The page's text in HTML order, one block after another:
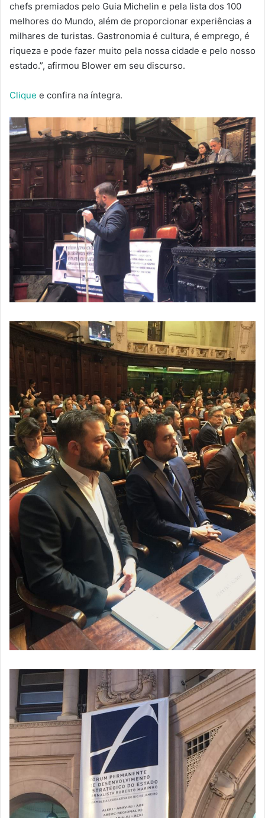
chefs premiados pelo Guia Michelin e pela lista dos 100
melhores do Mundo, além de proporcionar experiências a
milhares de turistas. Gastronomia é cultura, é emprego, é
riqueza e pode fazer muito pela nossa cidade e pelo nosso
estado.”, afirmou Blower em seu discurso.
Clique e confira na íntegra.